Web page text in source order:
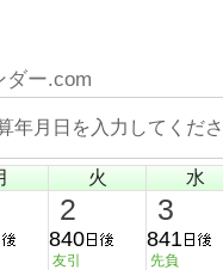
ダー.com
年月日を入力してく
火 水
2
840
友引
3
841
先負